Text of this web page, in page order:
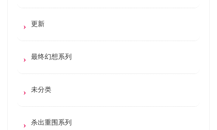
更新
最终幻想系列
未分类
杀出重围系列